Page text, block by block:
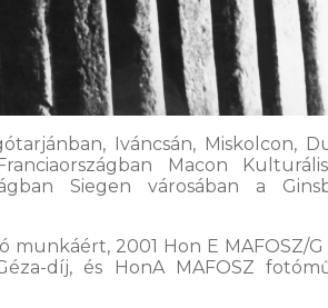
Iváncsán, Miskolcon,
Macon
Siegen városában a
munkáért, 2001 Hon E MAFOSZ/
díj, és HonA MAFOSZ